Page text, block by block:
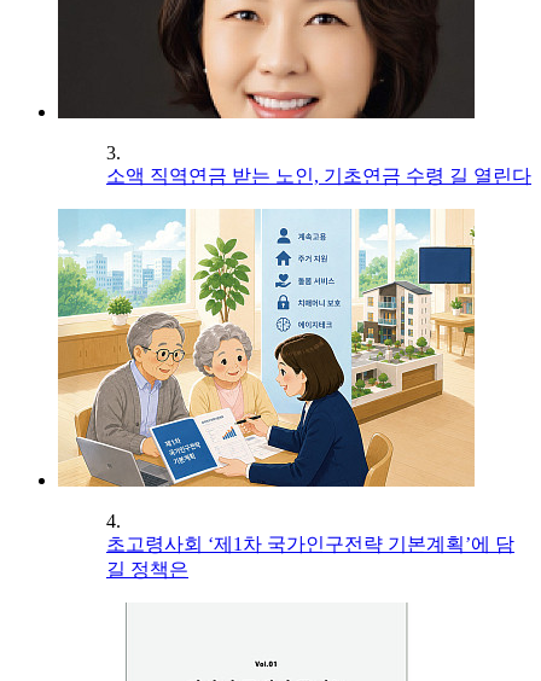
3.
소액 직역연금 받는 노인, 기초연금 수령 길 열린다
4.
초고령사회 ‘제1차 국가인구전략 기본계획’에 담
길 정책은